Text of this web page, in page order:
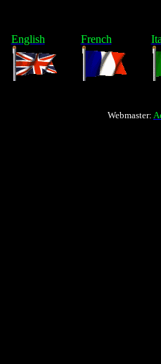
English French
Webmaster: